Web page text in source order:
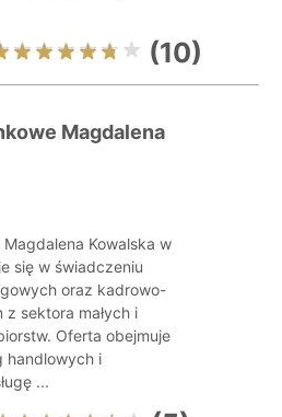
(10)
Magdalena
Kowalska w
się w świadczeniu
oraz kadrowo-
z sektora małych i
Oferta obejmuje
handlowych i
...